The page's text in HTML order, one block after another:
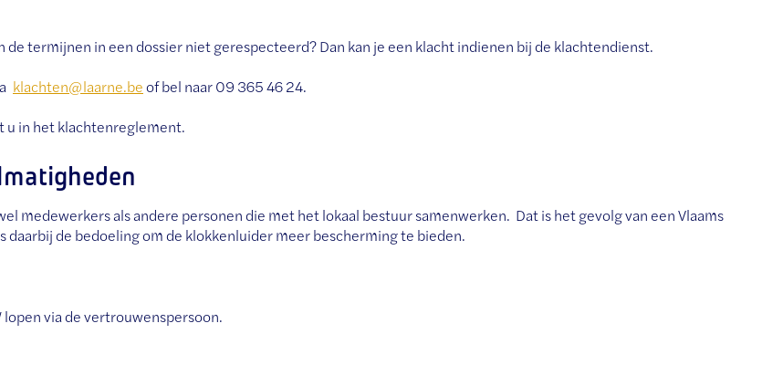
termijnen in een dossier niet gerespecteerd? Dan kan je een klacht indienen bij de klachtendienst.
klachten@laarne.beof bel naar 09 365 46 24.
u in het klachtenreglement.
medewerkers als andere personen die met het lokaal bestuur samenwerken. Dat is het gevolg van een Vlaams
daarbij de bedoeling om de klokkenluider meer bescherming te bieden.
via de vertrouwenspersoon.